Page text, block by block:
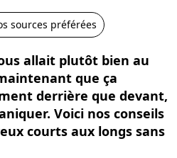
sources préférées
allait plutôt bien au
que ça
derrière que devant,
Voici nos conseils
courts aux longs sans